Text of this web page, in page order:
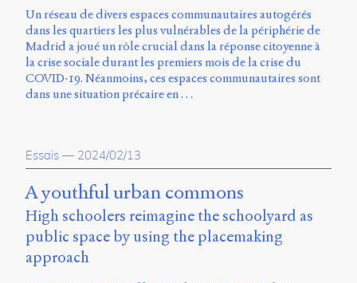
Un réseau de divers espaces communautaires autogérés
dans les quartiers les plus vulnérables de la périphérie de
Madrid a joué un rôle crucial dans la réponse citoyenne à
la crise sociale durant les premiers mois de la crise du
COVID-19. Néanmoins, ces espaces communautaires sont
dans une situation précaire en …
Essais — 2024/02/13
A youthful urban commons
High schoolers reimagine the schoolyard as
public space by using the placemaking
approach